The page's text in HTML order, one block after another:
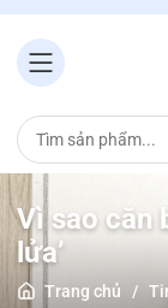
Vì sao căn
lửa’
Trang chủ /